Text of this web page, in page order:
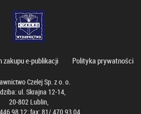
zakupu e-publikacji Polityka prywatności
Czelej Sp. z o. o.
ul. Skrajna 12-14,
20-802 Lublin,
98 12; fax: 81/ 470 93 04